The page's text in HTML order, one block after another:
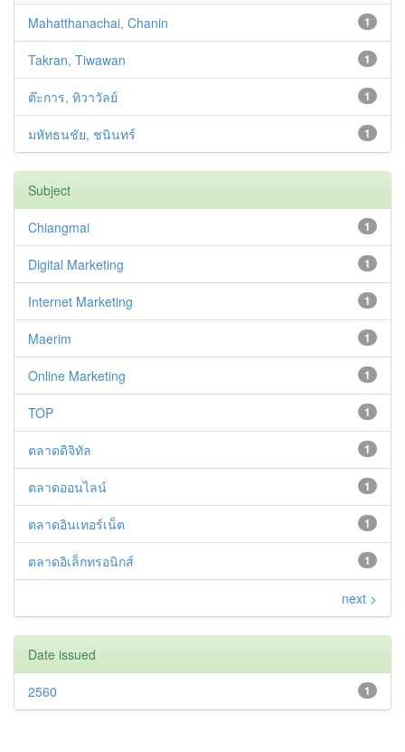
1
Mahatthanachai, Chanin
1
Takran, Tiwawan
1
ต๊ะการ, ทิวาวัลย์
1
มหัทธนชัย, ชนินทร์
Subject
1
Chiangmai
1
Digital Marketing
1
Internet Marketing
1
Maerim
1
Online Marketing
1
TOP
1
ตลาดดิจิทัล
1
ตลาดออนไลน์
1
ตลาดอินเทอร์เน็ต
1
ตลาดอิเล็กทรอนิกส์
next >
Date issued
1
2560